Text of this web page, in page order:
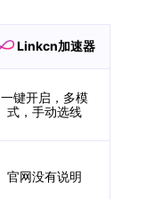
Linkcn加速器
一键开启，多模
式，手动选线
官网没有说明